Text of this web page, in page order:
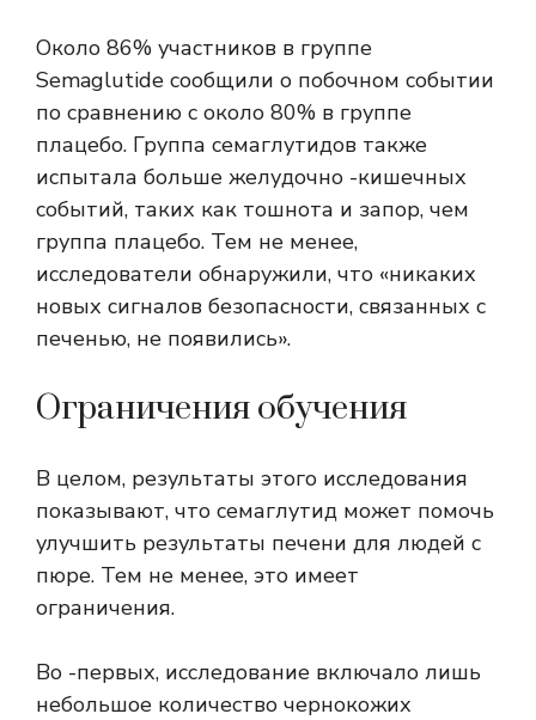
Около 86% участников в группе
Semaglutide сообщили о побочном событии
по сравнению с около 80% в группе
плацебо. Группа семаглутидов также
испытала больше желудочно -кишечных
событий, таких как тошнота и запор, чем
группа плацебо. Тем не менее,
исследователи обнаружили, что «никаких
новых сигналов безопасности, связанных с
печенью, не появились».
Ограничения обучения
В целом, результаты этого исследования
показывают, что семаглутид может помочь
улучшить результаты печени для людей с
пюре. Тем не менее, это имеет
ограничения.
Во -первых, исследование включало лишь
небольшое количество чернокожих